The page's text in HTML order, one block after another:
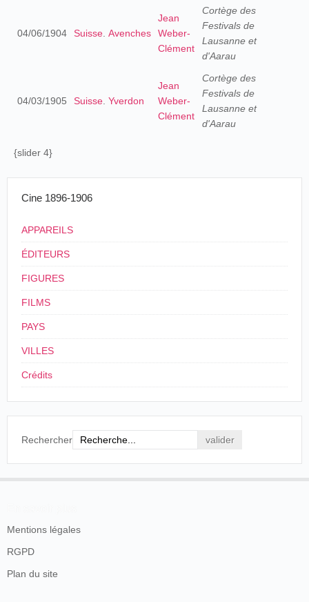
04/06/1904 Suisse Avenches
Jean
Weber-
Clément
Cortège des
Festivals de
Lausanne et
d'Aarau
04/03/1905 Suisse Yverdon
Jean
Weber-
Clément
Cortège des
Festivals de
Lausanne et
d'Aarau
{slider 4}
Cine 1896-1906
APPAREILS
ÉDITEURS
FIGURES
FILMS
PAYS
VILLES
Crédits
Rechercher
Mentions légales
RGPD
Plan du site